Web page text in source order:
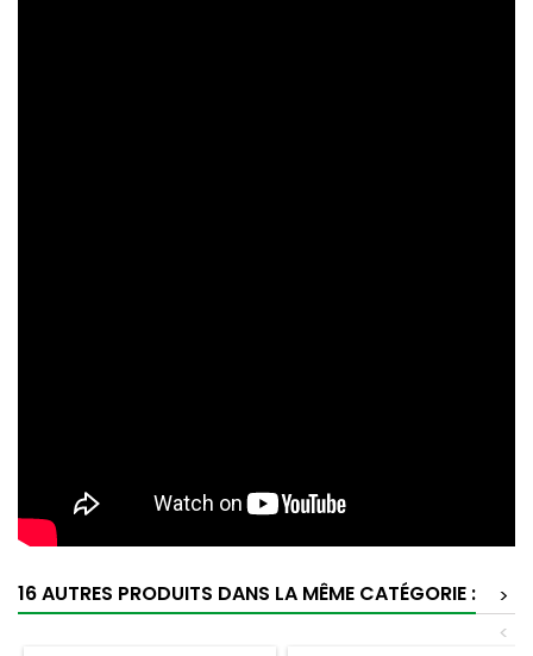
16 AUTRES PRODUITS DANS LA MÊME CATÉGORIE :
>
<